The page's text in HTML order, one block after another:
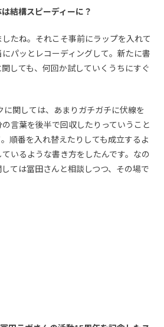
結構スピーディーに？
したね。それこそ事前にラップを入れて
パッとレコーディングして。新たに書
しても、何回か試していくうちにすぐ
に関しては、あまりガチガチに伏線を
言葉を後半で回収したりっていうこと
順番を入れ替えたりしても成立するよ
いるような書き方をしたんです。なの
ては冨田さんと相談しつつ、その場で